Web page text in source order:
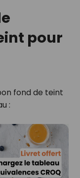
pour
fond de teint
: